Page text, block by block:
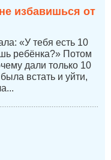
избавишься от
«У тебя есть 10
ребёнка?» Потом
дали только 10
встать и уйти,